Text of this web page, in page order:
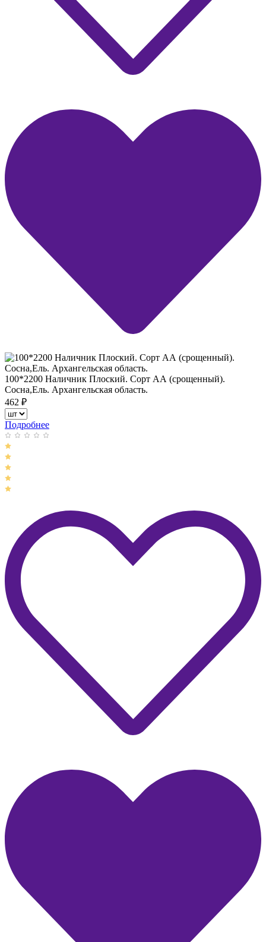
100*2200 Наличник Плоский. Сорт АА (срощенный).
Сосна,Ель. Архангельская область.
462 ₽
Подробнее